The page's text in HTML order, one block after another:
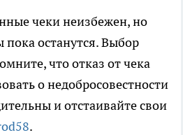
чеки неизбежен, но
останутся. Выбор
что отказ от чека
о недобросовестности
и отстаивайте свои
.